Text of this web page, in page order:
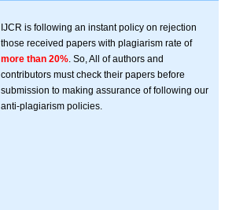
IJCR is following an instant policy on rejection
those received papers with plagiarism rate of
more than 20% . So, All of authors and
contributors must check their papers before
submission to making assurance of following our
anti-plagiarism policies.